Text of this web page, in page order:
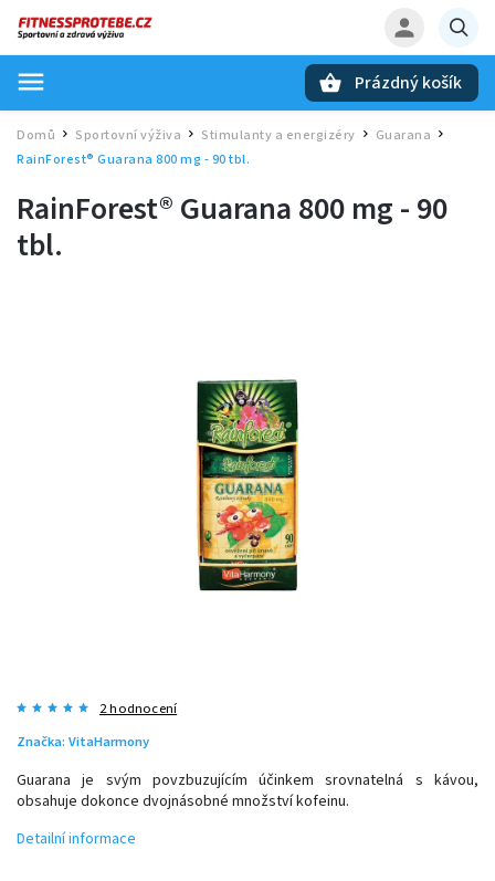
Prázdný košík
Domů / Sportovní výživa / Stimulanty a energizéry Guarana /
RainForest® Guarana 800 mg - 90 tbl.
RainForest® Guarana 800 mg - 90
tbl.
2 hodnocení
Značka: VitaHarmony
Guarana je svým povzbuzujícím účinkem srovnatelná s kávou,
obsahuje dokonce dvojnásobné množství kofeinu.
Detailní informace